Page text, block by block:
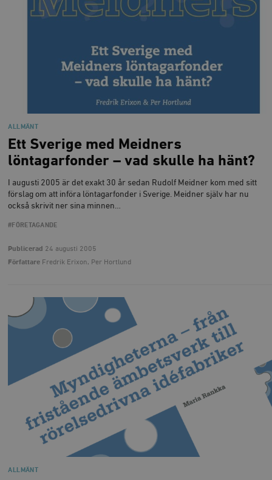
ALLMÄNT
Ett Sverige med Meidners
löntagarfonder – vad skulle ha hänt?
I augusti 2005 är det exakt 30 år sedan Rudolf Meidner kom med sitt
förslag om att införa löntagarfonder i Sverige. Meidner själv har nu
också skrivit ner sina minnen…
#FÖRETAGANDE
Publicerad 24 augusti 2005
Författare Fredrik Erixon, Per Hortlund
ALLMÄNT